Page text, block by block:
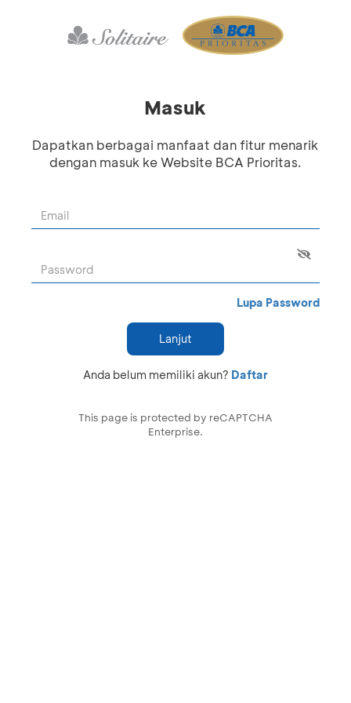
Masuk
Dapatkan berbagai manfaat dan fitur menarik
dengan masuk ke Website BCA Prioritas.
Lupa Password
Lanjut
Anda belum memiliki akun? Daftar
This page is protected by reCAPTCHA
Enterprise.